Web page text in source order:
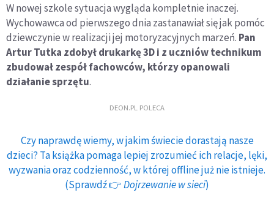
W nowej szkole sytuacja wygląda kompletnie inaczej.
Wychowawca od pierwszego dnia zastanawiał się jak pomóc
dziewczynie w realizacji jej motoryzacyjnych marzeń. Pan
Artur Tutka zdobył drukarkę 3D i z uczniów technikum
zbudował zespół fachowców, którzy opanowali
działanie sprzętu.
DEON.PL POLECA
Czy naprawdę wiemy, w jakim świecie dorastają nasze
dzieci? Ta książka pomaga lepiej zrozumieć ich relacje, lęki,
wyzwania oraz codzienność, w której offline już nie istnieje.
(Sprawdź 👉Dojrzewanie w sieci)